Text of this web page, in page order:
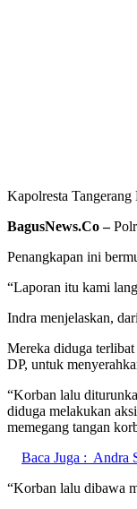
Kapolresta
BagusNews.Co –
Penangkapan ini
“Laporan itu kami
Indra menjelaskan,
Mereka diduga terlibat
DP, untuk
“Korban lalu
diduga melakukan
memegang tangan
Baca Juga : Andra
“Korban lalu dibawa